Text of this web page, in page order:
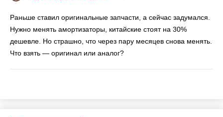
Раньше ставил оригинальные запчасти, а сейчас задумался.
Нужно менять амортизаторы, китайские стоят на 30%
дешевле. Но страшно, что через пару месяцев снова менять.
Что взять — оригинал или аналог?